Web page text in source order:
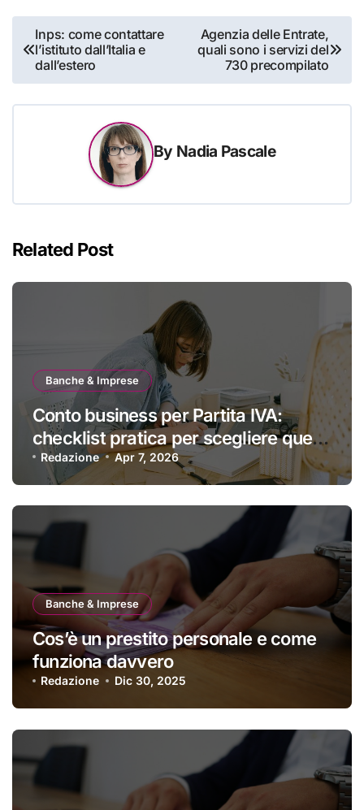
Navigazione
articoli
Inps: come contattare
l’istituto dall’Italia e
dall’estero
Agenzia delle Entrate,
quali sono i servizi del
730 precompilato
By Nadia Pascale
Related Post
Banche & Imprese
Conto business per Partita IVA:
checklist pratica per scegliere quello
giusto
Redazione Apr 7, 2026
Banche & Imprese
Cos’è un prestito personale e come
funziona davvero
Redazione Dic 30, 2025